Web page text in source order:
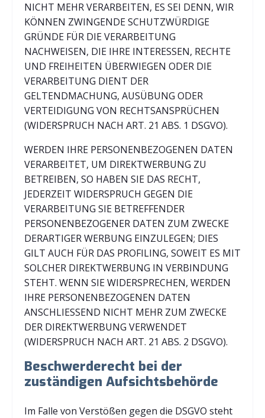
NICHT MEHR VERARBEITEN, ES SEI DENN, WIR
KÖNNEN ZWINGENDE SCHUTZWÜRDIGE
GRÜNDE FÜR DIE VERARBEITUNG
NACHWEISEN, DIE IHRE INTERESSEN, RECHTE
UND FREIHEITEN ÜBERWIEGEN ODER DIE
VERARBEITUNG DIENT DER
GELTENDMACHUNG, AUSÜBUNG ODER
VERTEIDIGUNG VON RECHTSANSPRÜCHEN
(WIDERSPRUCH NACH ART. 21 ABS. 1 DSGVO).
WERDEN IHRE PERSONENBEZOGENEN DATEN
VERARBEITET, UM DIREKTWERBUNG ZU
BETREIBEN, SO HABEN SIE DAS RECHT,
JEDERZEIT WIDERSPRUCH GEGEN DIE
VERARBEITUNG SIE BETREFFENDER
PERSONENBEZOGENER DATEN ZUM ZWECKE
DERARTIGER WERBUNG EINZULEGEN; DIES
GILT AUCH FÜR DAS PROFILING, SOWEIT ES MIT
SOLCHER DIREKTWERBUNG IN VERBINDUNG
STEHT. WENN SIE WIDERSPRECHEN, WERDEN
IHRE PERSONENBEZOGENEN DATEN
ANSCHLIESSEND NICHT MEHR ZUM ZWECKE
DER DIREKTWERBUNG VERWENDET
(WIDERSPRUCH NACH ART. 21 ABS. 2 DSGVO).
Beschwerde­recht bei der
zuständigen Aufsichts­behörde
Im Falle von Verstößen gegen die DSGVO steht